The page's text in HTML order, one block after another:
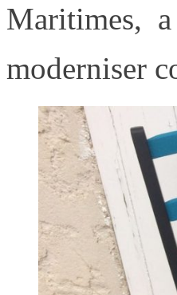
Maritimes,
moderniser